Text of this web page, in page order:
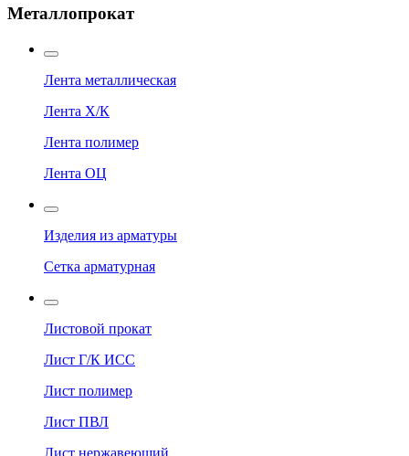
Металлопрокат
Лента металлическая
Лента Х/К
Лента полимер
Лента ОЦ
Изделия из арматуры
Сетка арматурная
Листовой прокат
Лист Г/К ИСС
Лист полимер
Лист ПВЛ
Лист нержавеющий